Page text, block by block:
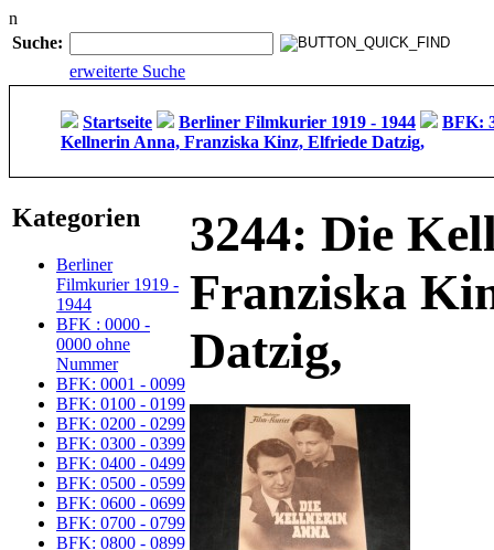
n
Suche:
erweiterte Suche
Startseite Berliner Filmkurier 1919 - 1944
BFK:
Kellnerin Anna, Franziska Kinz, Elfriede Datzig,
Kategorien
Berliner
Filmkurier 1919 -
1944
BFK : 0000 -
0000 ohne
Nummer
BFK: 0001 - 0099
BFK: 0100 - 0199
BFK: 0200 - 0299
BFK: 0300 - 0399
BFK: 0400 - 0499
BFK: 0500 - 0599
BFK: 0600 - 0699
BFK: 0700 - 0799
BFK: 0800 - 0899
3244: Die
Franziska
Datzig,